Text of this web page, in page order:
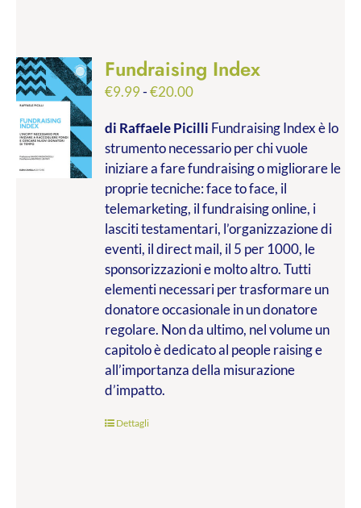
Fundraising Index
€9.99-€20.00Fascia
prezzo:
da
€9.99
a
€20.00
di Raffaele Picilli Fundraising Index è lo
strumento necessario per chi vuole
iniziare a fare fundraising o migliorare le
proprie tecniche: face to face, il
telemarketing, il fundraising online, i
lasciti testamentari, l’organizzazione di
eventi, il direct mail, il 5 per 1000, le
sponsorizzazioni e molto altro. Tutti
elementi necessari per trasformare un
donatore occasionale in un donatore
regolare. Non da ultimo, nel volume un
capitolo è dedicato al people raising e
all’importanza della misurazione
d’impatto.
Dettagli